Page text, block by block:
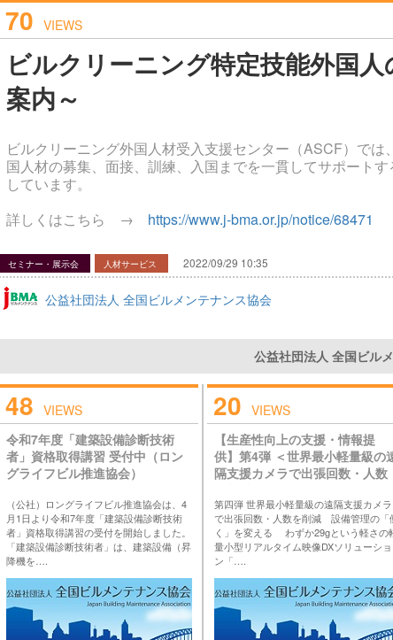
70 VIEWS
ビルクリーニング特定技能外国
案内～
ビルクリーニング外国人材受入支援センター（ASCF）で
国人材の募集、面接、訓練、入国までを一貫してサポート
しています。
詳しくはこちら → https://www.j-bma.or.jp/notice/68471
セミナー・展示会 人材サービス 2022/09/29 10:35
公益社団法人 全国ビルメンテナンス協会
公益社団法人 全国ビル
48 VIEWS
令和7年度「建築設備診断技術
者」資格取得講習 受付中（ロン
グライフビル推進協会）
（公社）ロングライフビル推進協会は、4
月1日より令和7年度「建築設備診断技術
者」資格取得講習の受付を開始しました。
「建築設備診断技術者」は、建築設備（昇
降機を….
格取得講習 受付中（ロングライフビル推
進協会） は 公益社団法人 全国ビルメンテ
ナンス協会 に最初に表示されました。
20 VIEWS
【生産性向上の支援・情報提
供】第4弾 ＜世界最小軽量級の
隔支援カメラで出張回数・人数
変える＞
第四弾 世界最小軽量級の遠隔支援カメラ
で出張回数・人数を削減 設備管理の「
く」を変える わずか29gという軽さの
量小型リアルタイム映像DXソリューショ
ン「….
弾 ＜世界最小軽量級の遠隔支援カメラで
出張回数・人数を削減 設備管理の「働
く」を変える＞ は 公益社団法人 全国ビ
メンテナンス協会 に最初に表示されまし